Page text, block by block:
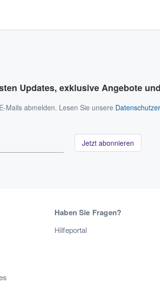
Updates, exklusive Angebote
Mails abmelden. Lesen Sie unsere
Jetzt abonnieren
Haben Sie Fragen?
Hilfeportal